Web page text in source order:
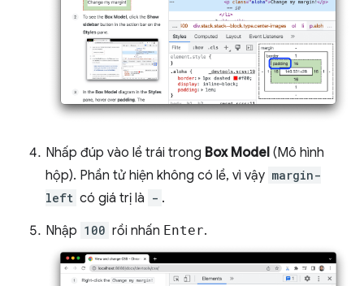
Nhấp đúp vào lề trái trong Box Model (Mô hình
hộp). Phần tử hiện không có lề, vì vậy margin-
left có giá trị là - .
Nhập 100 rồi nhấn Enter.